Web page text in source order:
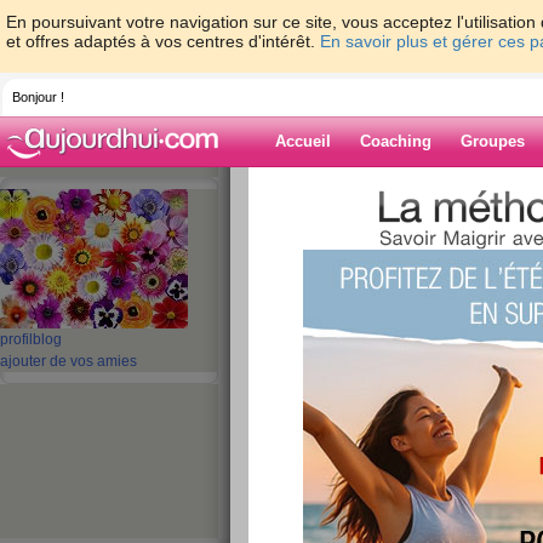
En poursuivant votre navigation sur ce site, vous acceptez
et offres adaptés à vos centres d'intérêt. En savoir plus et gérer ces
Bonjour !
Accueil Coaching Groupes
profil blog
ajouter de vos amies
> SCARLATINE > Ne
Blog de
Ne pas se laisser
Coucou les ami ( e )s ,
Comment allez vous , moi ca va ,
achats pour la rentrée ( drap pour
encas à fournir ) .